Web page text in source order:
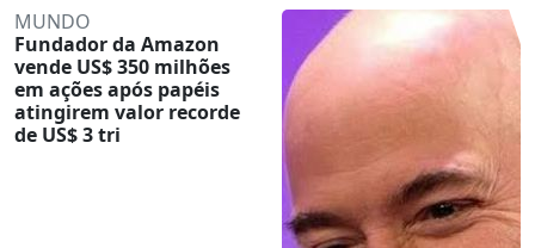
MUNDO
Fundador da Amazon
vende US$ 350 milhões
em ações após papéis
atingirem valor recorde
de US$ 3 tri